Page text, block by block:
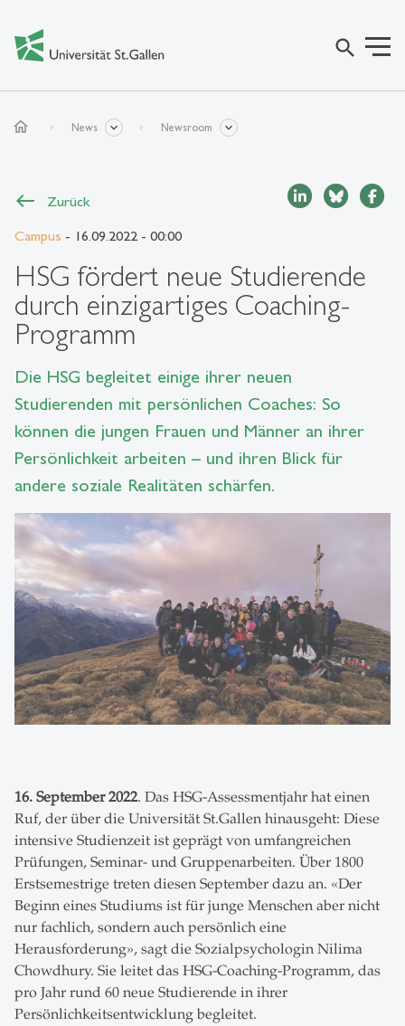
search
home News Newsroom
Zurück
Campus - 16.09.2022 - 00:00
HSG fördert neue Studierende
durch einzigartiges Coaching-
Programm
Die HSG begleitet einige ihrer neuen
Studierenden mit persönlichen Coaches: So
können die jungen Frauen und Männer an ihrer
Persönlichkeit arbeiten – und ihren Blick für
andere soziale Realitäten schärfen.
16. September 2022. Das HSG-Assessmentjahr hat einen
Ruf, der über die Universität St.Gallen hinausgeht: Diese
intensive Studienzeit ist geprägt von umfangreichen
Prüfungen, Seminar- und Gruppenarbeiten. Über 1800
Erstsemestrige treten diesen September dazu an. «Der
Beginn eines Studiums ist für junge Menschen aber nicht
nur fachlich, sondern auch persönlich eine
Herausforderung», sagt die Sozialpsychologin Nilima
Chowdhury. Sie leitet das HSG-Coaching-Programm, das
pro Jahr rund 60 neue Studierende in ihrer
Persönlichkeitsentwicklung begleitet.